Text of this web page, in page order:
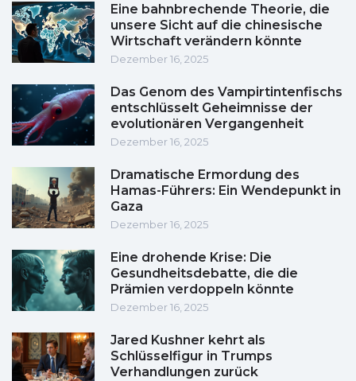
Eine bahnbrechende Theorie, die
unsere Sicht auf die chinesische
Wirtschaft verändern könnte
Dezember 16, 2025
Das Genom des Vampirtintenfischs
entschlüsselt Geheimnisse der
evolutionären Vergangenheit
Dezember 16, 2025
Dramatische Ermordung des
Hamas-Führers: Ein Wendepunkt in
Gaza
Dezember 16, 2025
Eine drohende Krise: Die
Gesundheitsdebatte, die die
Prämien verdoppeln könnte
Dezember 16, 2025
Jared Kushner kehrt als
Schlüsselfigur in Trumps
Verhandlungen zurück